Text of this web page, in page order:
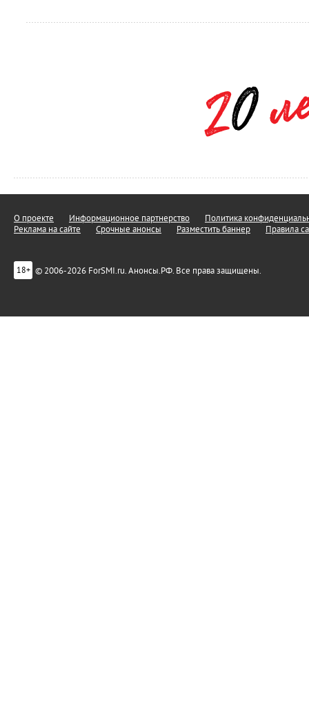
О проекте Информационное партнерство
Политика
Реклама на сайте
Срочные анонсы Разместить баннер Правила
18+ © 2006-2026 ForSMI.ru. Анонсы.РФ. Все права защищены.